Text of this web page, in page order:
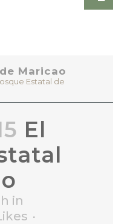
Maricao
Estatal de
El
in